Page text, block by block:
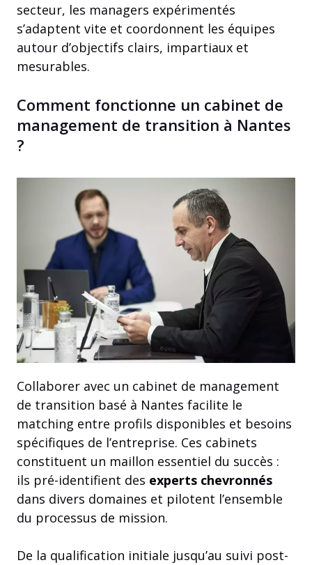
secteur, les managers expérimentés
s’adaptent vite et coordonnent les équipes
autour d’objectifs clairs, impartiaux et
mesurables.
Comment fonctionne un cabinet de
management de transition à Nantes
?
Collaborer avec un cabinet de management
de transition basé à Nantes facilite le
matching entre profils disponibles et besoins
spécifiques de l’entreprise. Ces cabinets
constituent un maillon essentiel du succès :
ils pré-identifient des experts chevronnés
dans divers domaines et pilotent l’ensemble
du processus de mission.
De la qualification initiale jusqu’au suivi post-